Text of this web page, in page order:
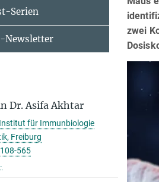
zwei
Serien
Newsletter
Dr. Asifa Akhtar
für Immunbiologie
Freiburg
565